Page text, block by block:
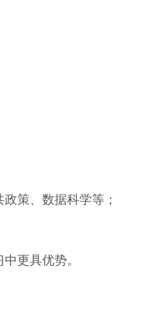
策、数据科学等；
更具优势。